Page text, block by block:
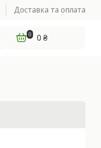
Доставка та оплата
0 0 ₴